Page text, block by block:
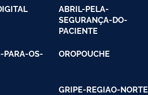
ABRIL-PELA-
SEGURANÇA-DO-
PACIENTE
PARA-OS-
OROPOUCHE
GRIPE-REGIAO-NORTE